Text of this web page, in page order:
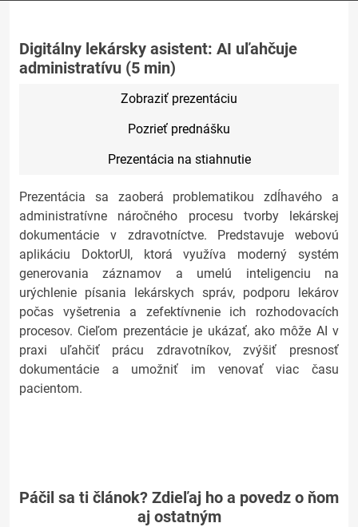
Digitálny lekársky asistent: AI uľahčuje
administratívu (5 min)
Zobraziť prezentáciu
Pozrieť prednášku
Prezentácia na stiahnutie
Prezentácia sa zaoberá problematikou zdĺhavého a
administratívne náročného procesu tvorby lekárskej
dokumentácie v zdravotníctve. Predstavuje webovú
aplikáciu DoktorUI, ktorá využíva moderný systém
generovania záznamov a umelú inteligenciu na
urýchlenie písania lekárskych správ, podporu lekárov
počas vyšetrenia a zefektívnenie ich rozhodovacích
procesov. Cieľom prezentácie je ukázať, ako môže AI v
praxi uľahčiť prácu zdravotníkov, zvýšiť presnosť
dokumentácie a umožniť im venovať viac času
pacientom.
Páčil sa ti článok? Zdieľaj ho a povedz o ňom
aj ostatným